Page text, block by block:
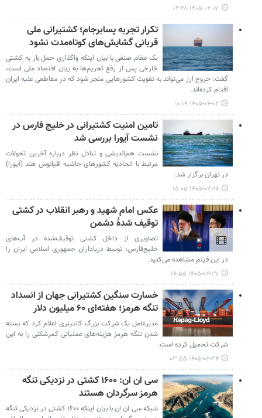
۱۴۰۵-۰۴-۰۷ ۱۴:۲۸
تکرار تجربه پسابرجام؛ کشتیرانی ملی
قربانی گشایش‌های کوتاه‌مدت نشود
یک مقام صنفی با بیان اینکه واگذاری حمل بار به کشتی
خارجی پس از رفع تحریم‌ها به زیان اقتصاد ملی است،
گفت: خروج ارز می‌تواند به تقویت کشورهایی منجر شود که در مقاطعی علیه ایران
اقدام کرده‌اند.
۱۴۰۵-۰۴-۰۲ ۱۰:۱۹
تامین امنیت کشتیرانی در خلیج فارس در
نشست آیورا بررسی شد
نشست هم‌اندیشی و تبادل نظر درباره آخرین تحولات
مرتبط با اتحادیه کشورهای حاشیه اقیانوس هند (آیورا)
در تهران برگزار شد.
۱۴۰۵-۰۳-۱۶ ۱۵:۰۵
عکس امام شهید و رهبر انقلاب در کشتی
توقیف شدۀ دشمن
تصاویری از داخل کشتی توقیف‌شده در آب‌های
خلیج‌فارس، توسط دریاداران جمهوری اسلامی ایران را
در این فیلم مشاهده می‌کنید.
۱۴۰۵-۰۲-۲۷ ۱۴:۵۵
خسارت سنگین کشتیرانی جهان از انسداد
تنگه هرمز؛ هفته‌ای ۶۰ میلیون دلار
مدیرعامل یک شرکت بزرگ کانتینری اعلام کرد که بسته
شدن تنگه هرمز هزینه‌های عملیاتی کمرشکنی را به این
شرکت تحمیل کرده است.
۱۴۰۵-۰۲-۲۴ ۰۳:۵۵
سی ان ان: ۱۶۰۰ کشتی در نزدیکی تنگه
هرمز سرگردان هستند
شبکه سی ان ان با بیان اینکه ۱۶۰۰ کشتی در نزدیکی تنگه